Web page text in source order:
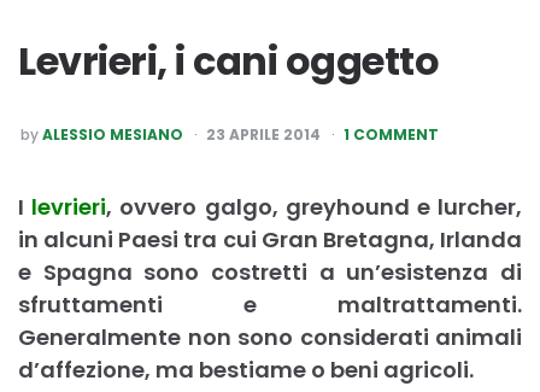
Levrieri, i cani oggetto
POSTED
BY
byALESSIO MESIANO 23 APRILE 2014 1 COMMENT
I levrieri, ovvero galgo, greyhound e lurcher,
in alcuni Paesi tra cui Gran Bretagna, Irlanda
e Spagna sono costretti a un’esistenza di
sfruttamenti e maltrattamenti.
Generalmente non sono considerati animali
d’affezione, ma bestiame o beni agricoli.